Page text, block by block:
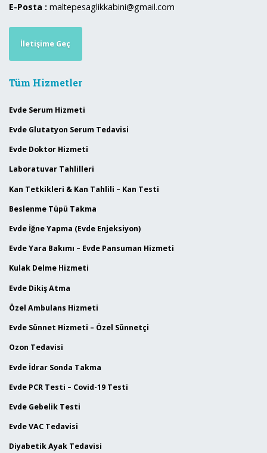
E-Posta : maltepesaglikkabini@gmail.com
İletişime Geç
Tüm Hizmetler
Evde Serum Hizmeti
Evde Glutatyon Serum Tedavisi
Evde Doktor Hizmeti
Laboratuvar Tahlilleri
Kan Tetkikleri & Kan Tahlili – Kan Testi
Beslenme Tüpü Takma
Evde İğne Yapma (Evde Enjeksiyon)
Evde Yara Bakımı – Evde Pansuman Hizmeti
Kulak Delme Hizmeti
Evde Dikiş Atma
Özel Ambulans Hizmeti
Evde Sünnet Hizmeti – Özel Sünnetçi
Ozon Tedavisi
Evde İdrar Sonda Takma
Evde PCR Testi – Covid-19 Testi
Evde Gebelik Testi
Evde VAC Tedavisi
Diyabetik Ayak Tedavisi